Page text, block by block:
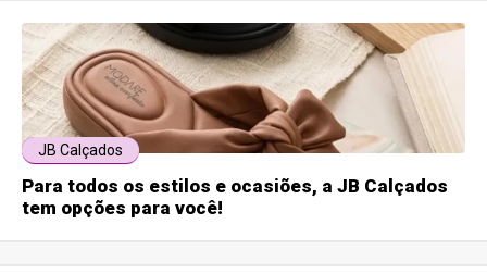
JB Calçados
Para todos os estilos e ocasiões, a JB Calçados
tem opções para você!